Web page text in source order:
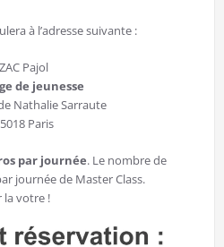
à l’adresse suivante :
ZAC Pajol
de jeunesse
Nathalie Sarraute
Paris
par journée. Le nombre de
journée de Master Class.
la votre !